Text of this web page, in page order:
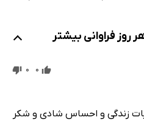
روز فراوانی بیشتر
0
0
زندگی و احساس شادی و شکر